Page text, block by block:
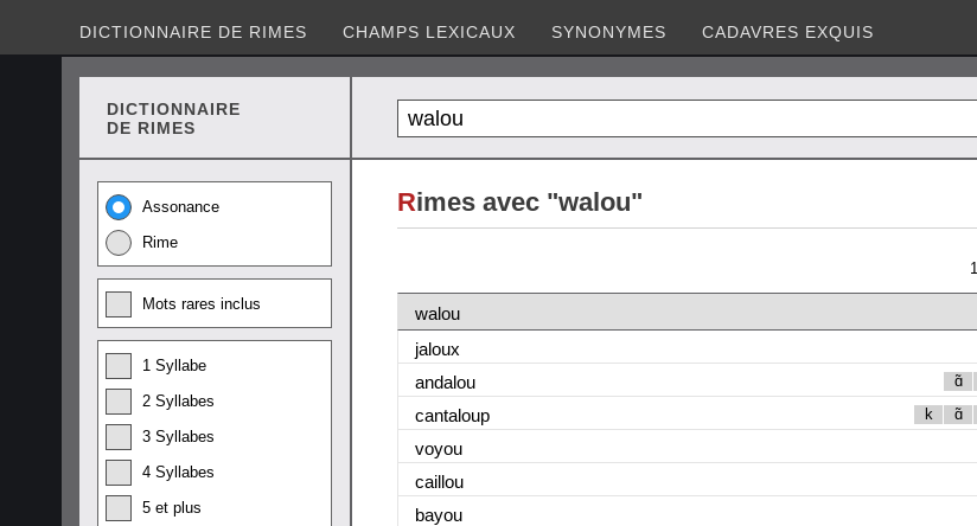
DICTIONNAIRE DE RIMES CHAMPS LEXICAUX SYNONYMES CADAVRES EXQUIS
DICTIONNAIRE
DE RIMES
Assonance
Rime
Mots rares inclus
1 Syllabe
2 Syllabes
3 Syllabes
4 Syllabes
5 et plus
Rimes avec "walou"
1
walou
jaloux
andalou ɑ̃
cantaloup k ɑ̃
voyou
caillou
bayou